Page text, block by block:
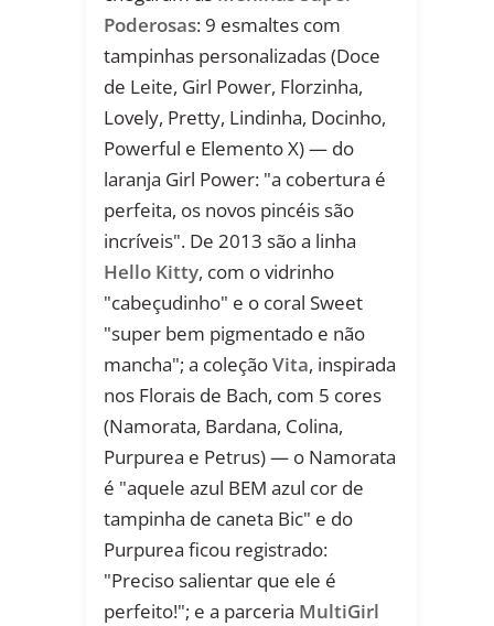
Poderosas: 9 esmaltes com
tampinhas personalizadas (Doce
de Leite, Girl Power, Florzinha,
Lovely, Pretty, Lindinha, Docinho,
Powerful e Elemento X) — do
laranja Girl Power: "a cobertura é
perfeita, os novos pincéis são
incríveis". De 2013 são a linha
Hello Kitty, com o vidrinho
"cabeçudinho" e o coral Sweet
"super bem pigmentado e não
mancha"; a coleçãoVita, inspirada
nos Florais de Bach, com 5 cores
(Namorata, Bardana, Colina,
Purpurea e Petrus) — o Namorata
é "aquele azul BEM azul cor de
tampinha de caneta Bic" e do
Purpurea ficou registrado:
"Preciso salientar que ele é
perfeito!"; e a parceria MultiGirl